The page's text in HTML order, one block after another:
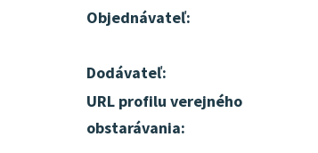
Objednávateľ:
Dodávateľ:
URL profilu verejného
obstarávania: